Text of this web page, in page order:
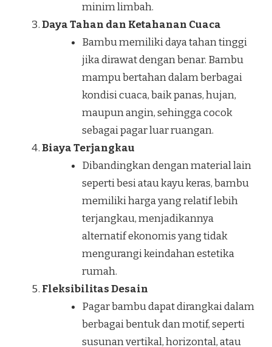
minim limbah.
Daya Tahan dan Ketahanan Cuaca
Bambu memiliki daya tahan tinggi
jika dirawat dengan benar. Bambu
mampu bertahan dalam berbagai
kondisi cuaca, baik panas, hujan,
maupun angin, sehingga cocok
sebagai pagar luar ruangan.
Biaya Terjangkau
Dibandingkan dengan material lain
seperti besi atau kayu keras, bambu
memiliki harga yang relatif lebih
terjangkau, menjadikannya
alternatif ekonomis yang tidak
mengurangi keindahan estetika
rumah.
Fleksibilitas Desain
Pagar bambu dapat dirangkai dalam
berbagai bentuk dan motif, seperti
susunan vertikal, horizontal, atau